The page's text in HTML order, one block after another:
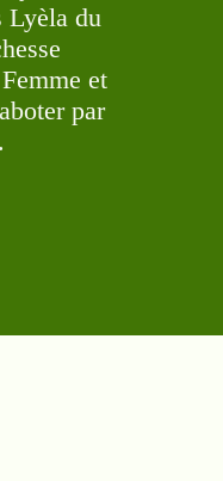
Lyèla du
et
par